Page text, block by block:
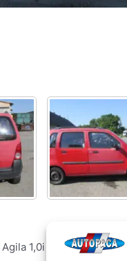
1,0i 12v, r.v. 2003,